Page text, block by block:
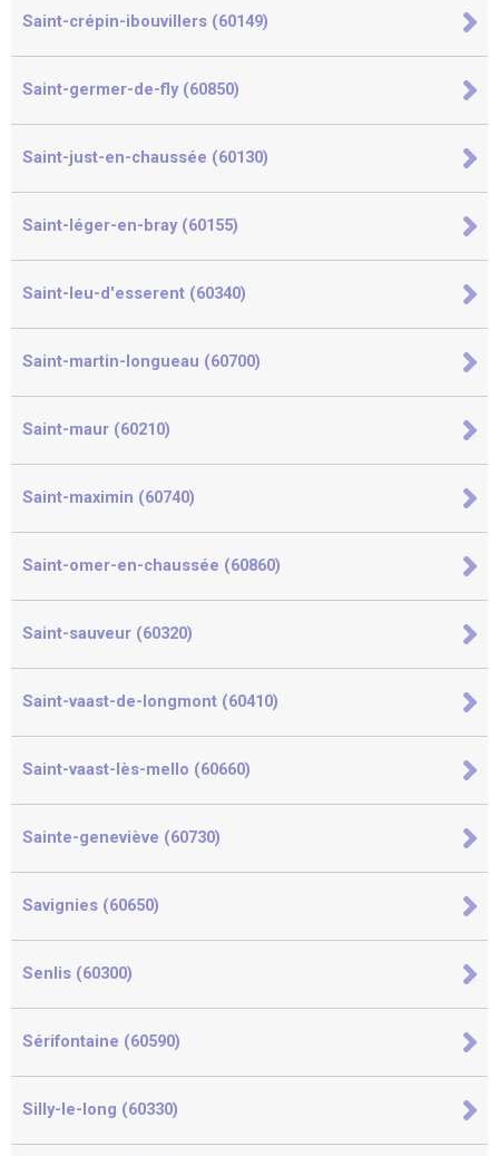
Saint-crépin-ibouvillers (60149)
Saint-germer-de-fly (60850)
Saint-just-en-chaussée (60130)
Saint-léger-en-bray (60155)
Saint-leu-d'esserent (60340)
Saint-martin-longueau (60700)
Saint-maur (60210)
Saint-maximin (60740)
Saint-omer-en-chaussée (60860)
Saint-sauveur (60320)
Saint-vaast-de-longmont (60410)
Saint-vaast-lès-mello (60660)
Sainte-geneviève (60730)
Savignies (60650)
Senlis (60300)
Sérifontaine (60590)
Silly-le-long (60330)